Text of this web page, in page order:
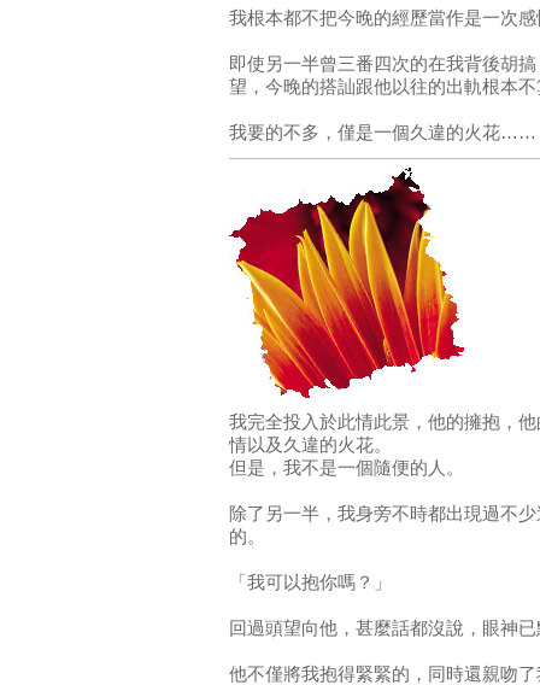
我根本都不把今晚的經歷當作是一次
即使另一半曾三番四次的在我背後胡
望，今晚的搭訕跟他以往的出軌根本
我要的不多，僅是一個久違的火花……
我完全投入於此情此景，他的擁抱，
情以及久違的火花。
但是，我不是一個隨便的人。
除了另一半，我身旁不時都出現過不
的。
「我可以抱你嗎？」
回過頭望向他，甚麼話都沒說，眼神
他不僅將我抱得緊緊的，同時還親吻了